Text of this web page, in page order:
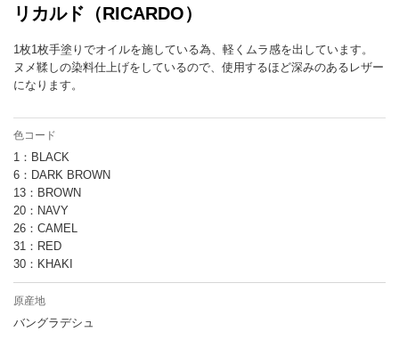
リカルド（RICARDO）
1枚1枚手塗りでオイルを施している為、軽くムラ感を出しています。
ヌメ鞣しの染料仕上げをしているので、使用するほど深みのあるレザー
になります。
色コード
1：BLACK
6：DARK BROWN
13：BROWN
20：NAVY
26：CAMEL
31：RED
30：KHAKI
原産地
バングラデシュ